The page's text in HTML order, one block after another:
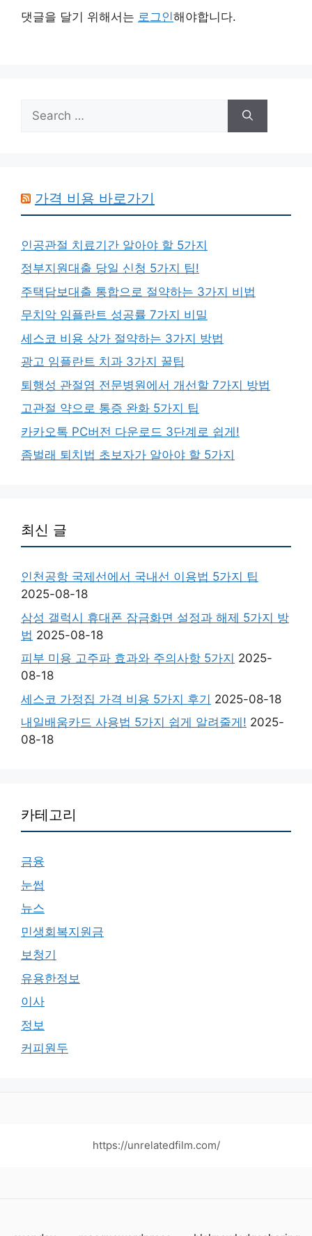
댓글을 달기 위해서는 로그인해야합니다.
for:
가격 비용 바로가기
인공관절 치료기간 알아야 할 5가지
정부지원대출 당일 신청 5가지 팁!
주택담보대출 통합으로 절약하는 3가지 비법
무치악 임플란트 성공률 7가지 비밀
세스코 비용 상가 절약하는 3가지 방법
광고 임플란트 치과 3가지 꿀팁
퇴행성 관절염 전문병원에서 개선할 7가지 방법
고관절 약으로 통증 완화 5가지 팁
카카오톡 PC버전 다운로드 3단계로 쉽게!
좀벌래 퇴치법 초보자가 알아야 할 5가지
최신 글
인천공항 국제선에서 국내선 이용법 5가지 팁
2025-08-18
삼성 갤럭시 휴대폰 잠금화면 설정과 해제 5가지 방
법 2025-08-18
피부 미용 고주파 효과와 주의사항 5가지 2025-
08-18
세스코 가정집 가격 비용 5가지 후기 2025-08-18
내일배움카드 사용법 5가지 쉽게 알려줄게! 2025-
08-18
카테고리
금융
눈썹
뉴스
민생회복지원금
보청기
유용한정보
이사
정보
커피원두
https://unrelatedfilm.com/